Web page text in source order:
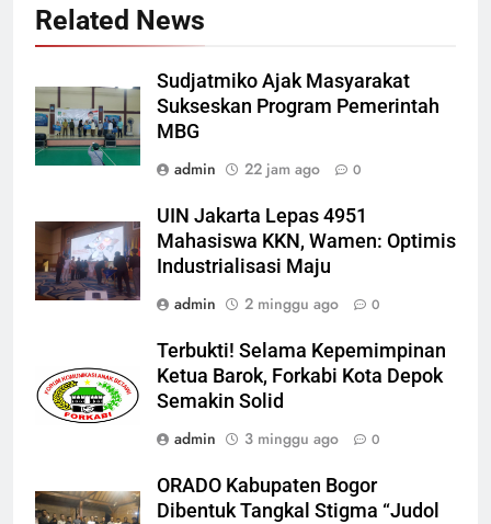
Related News
Sudjatmiko Ajak Masyarakat
Sukseskan Program Pemerintah
MBG
admin
22 jam ago 0
UIN Jakarta Lepas 4951
Mahasiswa KKN, Wamen: Optimis
Industrialisasi Maju
admin
2 minggu ago 0
Terbukti! Selama Kepemimpinan
Ketua Barok, Forkabi Kota Depok
Semakin Solid
admin
3 minggu ago 0
ORADO Kabupaten Bogor
Dibentuk Tangkal Stigma “Judol